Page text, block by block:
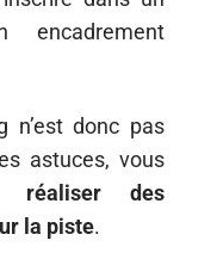
encadrement
n’est donc pas
astuces, vous
réaliser des
la piste.